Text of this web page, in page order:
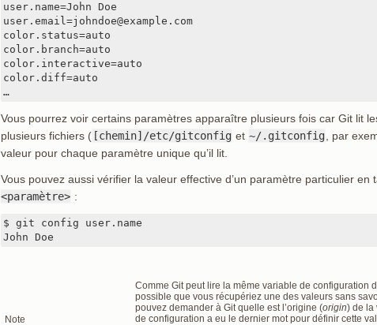
user.name=John Doe
user.email=johndoe@example.com
color.status=auto
color.branch=auto
color.interactive=auto
color.diff=auto
…
Vous pourrez voir certains paramètres apparaître plusieurs fois car Git lit
plusieurs fichiers ( [chemin]/etc/gitconfig et ~/.gitconfig , par
valeur pour chaque paramètre unique qu’il lit.
Vous pouvez aussi vérifier la valeur effective d’un paramètre particulier en
<paramètre> :
$ git config user.name
John Doe
Note
Comme Git peut lire la même variable de configuration
possible que vous récupériez une des valeurs sans
pouvez demander à Git quelle est l’origine (origin) de la
de configuration a eu le dernier mot pour définir cette